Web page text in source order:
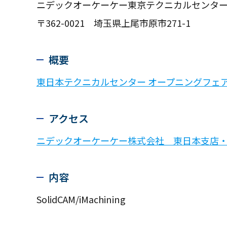
ニデックオーケーケー東京テクニカルセンター
〒362-0021 埼玉県上尾市原市271-1
概要
東日本テクニカルセンター オープニングフェ
アクセス
ニデックオーケーケー株式会社 東日本支店
内容
SolidCAM/iMachining